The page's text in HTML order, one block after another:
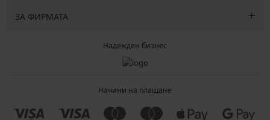
ЗА ФИРМАТА
Надежден бизнес
Начини на плащане